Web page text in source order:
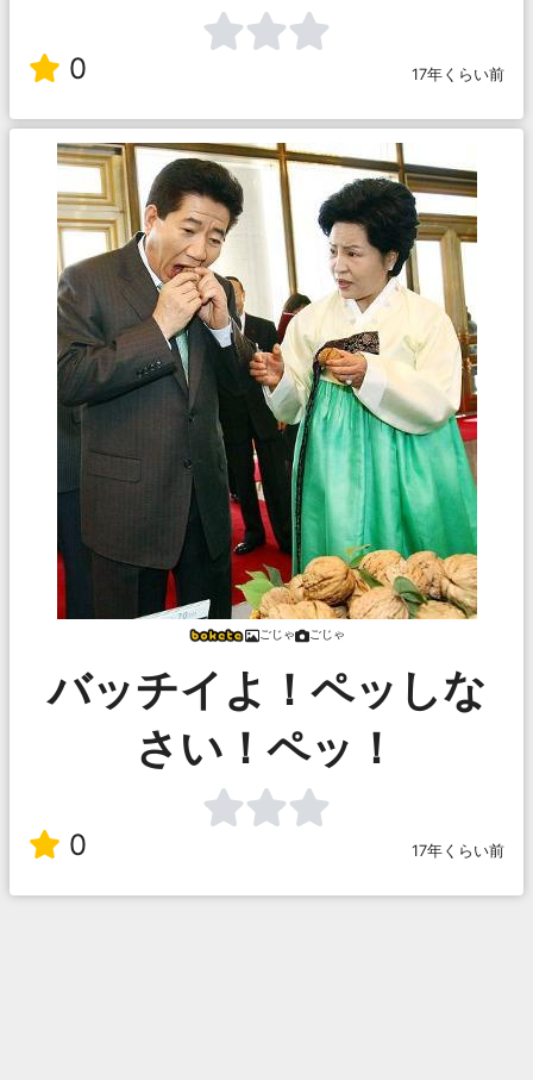
0 17年くらい前
ごじゃ ごじゃ
バッチイよ！ペッしな
さい！ペッ！
0 17年くらい前